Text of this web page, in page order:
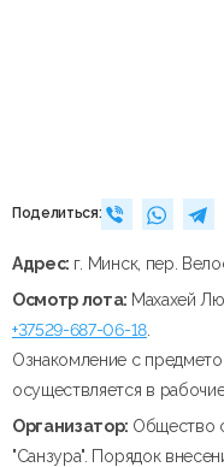
Поделиться:
Адрес: г. Минск, пер.
Осмотр лота: Махахей
+37529-687-06-18.
Ознакомление с
осуществляется в
Организатор: Общество
"Санзура". Порядок